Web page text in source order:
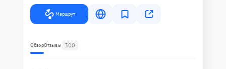
Маршрут
ОбзорОтзывы 300